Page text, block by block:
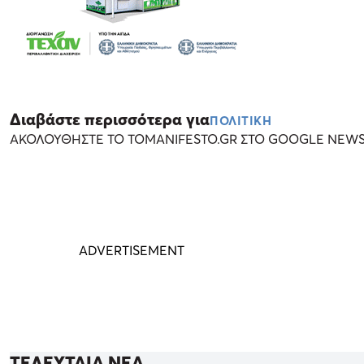
Διαβάστε περισσότερα γιαΠΟΛΙΤΙΚΗ
ΑΚΟΛΟΥΘΗΣΤΕ ΤΟ TOMANIFESTO.GR ΣΤΟ GOOGLE